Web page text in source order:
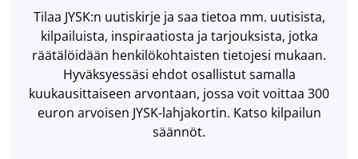
Tilaa JYSK:n uutiskirje ja saa tietoa mm. uutisista,
kilpailuista, inspiraatiosta ja tarjouksista, jotka
räätälöidään henkilökohtaisten tietojesi mukaan.
Hyväksyessäsi ehdot osallistut samalla
kuukausittaiseen arvontaan, jossa voit voittaa 300
euron arvoisen JYSK-lahjakortin. Katso kilpailun
säännöt.